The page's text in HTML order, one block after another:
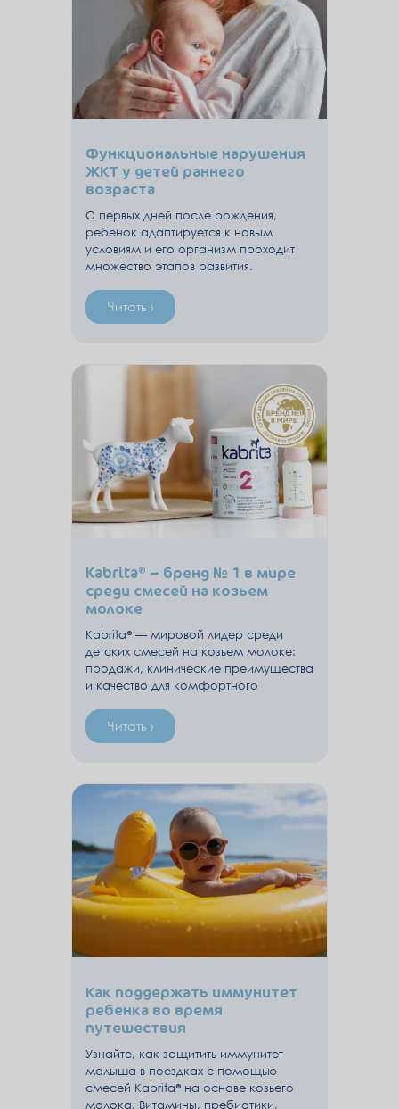
Функциональные нарушения
ЖКТ у детей раннего
возраста
С первых дней после рождения,
ребенок адаптируется к новым
условиям и его организм проходит
множество этапов развития.
Читать ›
Kabrita® – бренд № 1 в мире
среди смесей на козьем
молоке
Kabrita® — мировой лидер среди
детских смесей на козьем молоке:
продажи, клинические преимущества
и качество для комфортного
Читать ›
Как поддержать иммунитет
ребенка во время
путешествия
Узнайте, как защитить иммунитет
малыша в поездках с помощью
смесей Kabrita® на основе козьего
молока. Витамины, пребиотики,